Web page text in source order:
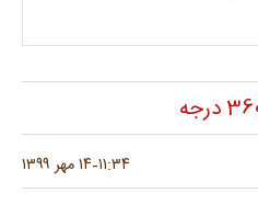
درجه
۱۱:۳۴-۱۴ مهر ۱۳۹۹